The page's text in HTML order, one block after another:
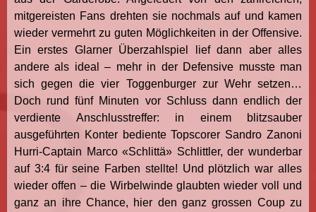
mitgereisten Fans drehten sie nochmals auf und kamen
wieder vermehrt zu guten Möglichkeiten in der Offensive.
Ein erstes Glarner Überzahlspiel lief dann aber alles
andere als ideal – mehr in der Defensive musste man
sich gegen die vier Toggenburger zur Wehr setzen…
Doch rund fünf Minuten vor Schluss dann endlich der
verdiente Anschlusstreffer: in einem blitzsauber
ausgeführten Konter bediente Topscorer Sandro Zanoni
Hurri-Captain Marco «Schlittä» Schlittler, der wunderbar
auf 3:4 für seine Farben stellte! Und plötzlich war alles
wieder offen – die Wirbelwinde glaubten wieder voll und
ganz an ihre Chance, hier den ganz grossen Coup zu